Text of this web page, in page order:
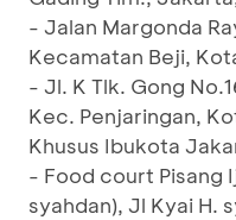
- Jalan Margonda
Kecamatan Beji,
- Jl. K Tlk. Gong
Kec. Penjaringan,
Khusus Ibukota
- Food court Pisang
syahdan), Jl Kyai H.